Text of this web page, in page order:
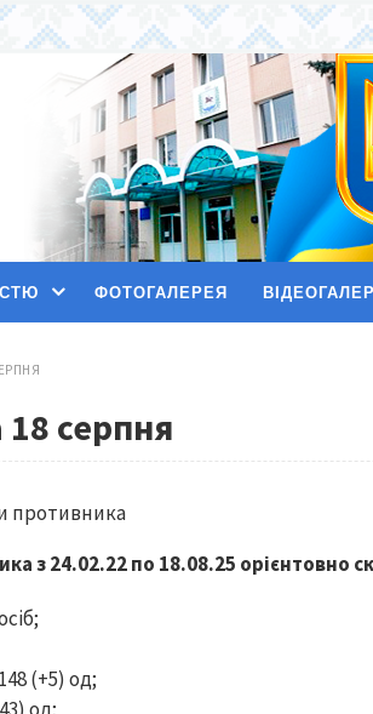
ФОТОГАЛЕРЕЯ
серпня
з 24.02.22 по 18.08.25 орієнтовно
(+5) од;